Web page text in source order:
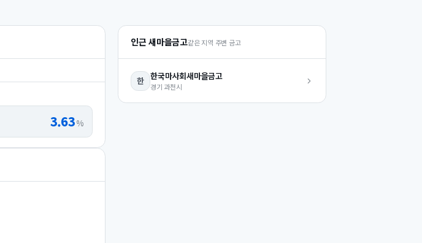
3.63%
인근 새마을금고같은 지역 주변 금고
한 한국마사회새마을금고
경기 과천시